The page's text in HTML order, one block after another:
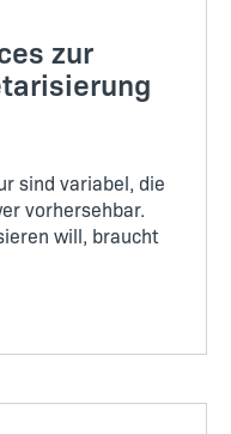
zur
sind variabel, die
vorhersehbar.
will, braucht